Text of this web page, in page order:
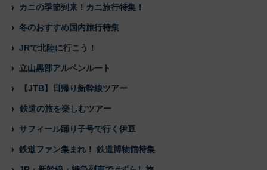
カニの季節到来！カニ旅行特集！
冬のおすすめ国内旅行特集
JRで北陸に行こう！
立山黒部アルペンルート
【JTB】日帰り新幹線ツアー
鉄道の旅を楽しむツアー
サフィール踊り子号で行く伊豆
鉄道ファン集まれ！ 鉄道博物館特集